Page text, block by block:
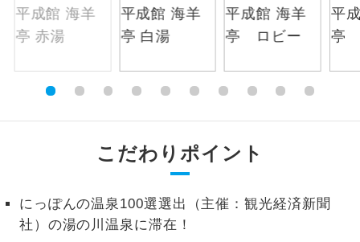
こだわりポイント
にっぽんの温泉100選選出（主催：観光経済新聞
社）の湯の川温泉に滞在！
絶景 絶景スポットに立ち寄るコースです。
ご宿泊ホテルに露天風呂が付いていま
ご宿泊ホテルに大浴場が付いています。
全食事付き
事の心配はいりません。（機内食を除
く）